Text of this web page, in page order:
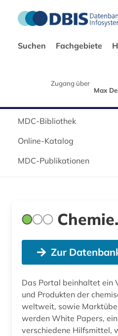
Suchen Fachgebiete
Zugang über
Max
MDC-Bibliothek
Online-Katalog
MDC-Publikationen
Zur
Das Portal beinhaltet ein
und Produkten der
weltweit, sowie
werden White Papers,
verschiedene Hilfsmittel,